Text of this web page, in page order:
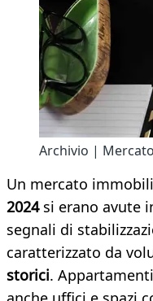
Archivio |
Un mercato
2024si erano avute
segnali di
caratterizzato da
storici.